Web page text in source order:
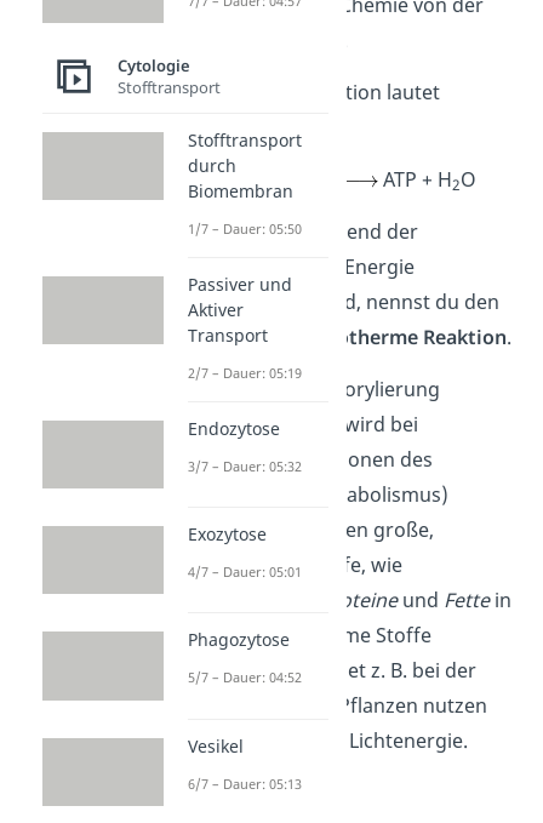
sprichst du in der Chemie von der
Diese Umkehrreaktion lautet
folgendermaßen:
ADP + HPO
ATP + H2O
Übrigens:Da während der
Phosphorylierung Energie
aufgenommen wird, nennst du den
Vorgang eine
endotherme Reaktion.
Die für die Phosphorylierung
benötigteEnergie
wird bei
exothermen Reaktionen des
(Katabolismus)
erzeugt. Hier werden große,
energiereiche Stoffe, wie
Proteineund Fettein
kleinere energiearme Stoffe
abgebaut. Das findet z. B. bei der
statt. Pflanzen nutzen
dagegen vor allem Lichtenergie.
Cytologie
Stofftransport
Stofftransport
durch
Biomembran
1/7 – Dauer: 05:50
Passiver und
Aktiver
Transport
2/7 – Dauer: 05:19
Endozytose
3/7 – Dauer: 05:32
Exozytose
4/7 – Dauer: 05:01
Phagozytose
5/7 – Dauer: 04:52
Vesikel
6/7 – Dauer: 05:13